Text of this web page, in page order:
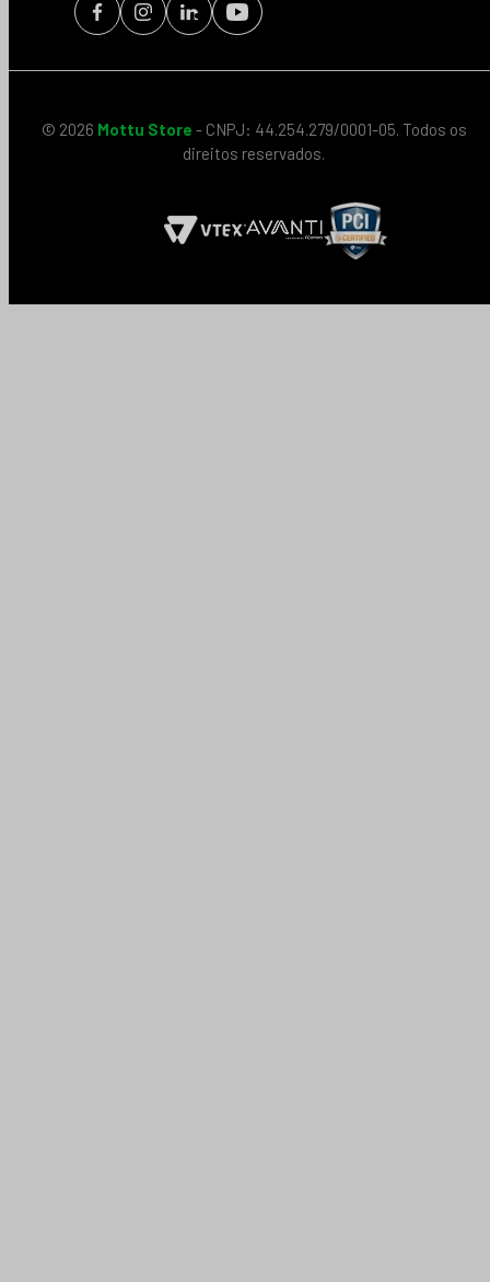
© 2026 Mottu Store - CNPJ: 44.254.279/0001-05. Todos os
direitos reservados.